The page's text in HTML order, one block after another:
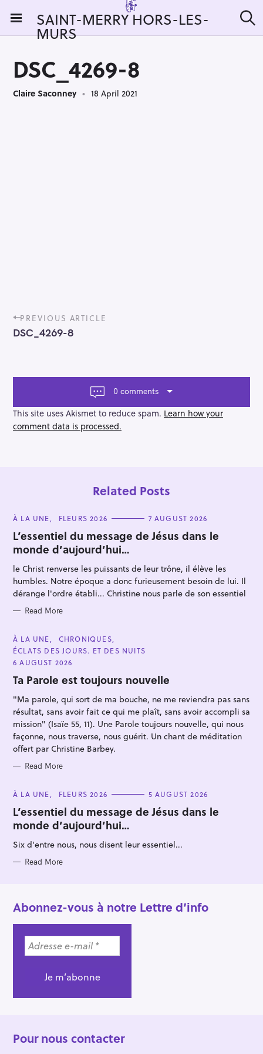
i
SAINT-MERRY HORS-LES-
MURS e
DSC_4269-8
Claire Saconney 18 April 2021
P
o
s
a
g
a
t
PREVIOUS ARTICLE
DSC_4269-8
0 comments
This site uses Akismet to reduce spam. Learn how your
comment data is processed.
Related Posts
C
T
E
G
O
R
I
E
S
À LA UNE FLEURS 2026 7 AUGUST 2026
L’essentiel du message de Jésus dans le
monde d’aujourd’hui…
le Christ renverse les puissants de leur trône, il élève les
humbles. Notre époque a donc furieusement besoin de lui. Il
dérange l'ordre établi... Christine nous parle de son essentiel
Read More
C
A
T
E
G
O
R
E
À LA UNE
CHRONIQUES
ÉCLATS DES JOURS. ET DES NUITS
6 AUGUST 2026
Ta Parole est toujours nouvelle
"Ma parole, qui sort de ma bouche, ne me reviendra pas sans
résultat, sans avoir fait ce qui me plaît, sans avoir accompli sa
mission" (Isaïe 55, 11). Une Parole toujours nouvelle, qui nous
façonne, nous traverse, nous guérit. Un chant de méditation
offert par Christine Barbey.
Read More
C
T
E
G
O
R
I
S
À LA UNE FLEURS 2026 5 AUGUST 2026
L’essentiel du message de Jésus dans le
monde d’aujourd’hui…
Six d'entre nous, nous disent leur essentiel...
Read More
Abonnez-vous à notre Lettre d’info
Pour nous contacter
e
a
r
c
h
f
o
r
: